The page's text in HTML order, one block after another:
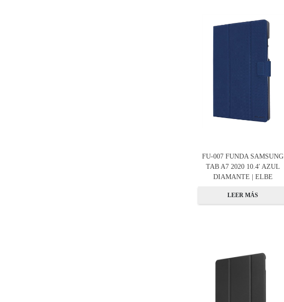
FU-007 FUNDA SAMSUNG
TAB A7 2020 10.4′ AZUL
DIAMANTE | ELBE
LEER MÁS